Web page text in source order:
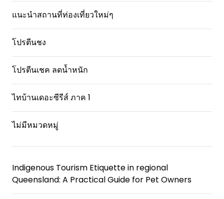
แนะนำสถานที่ท่องเที่ยวใหม่ๆ
โปรตีนชง
โปรตีนเชค ลดน้ำหนัก
ไทบ้านเดอะซีรีส์ ภาค 1
ไม่มีหมวดหมู่
Indigenous Tourism Etiquette in regional
Queensland: A Practical Guide for Pet Owners